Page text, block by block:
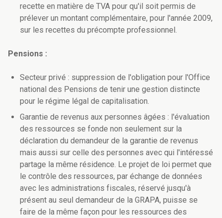
recette en matière de TVA pour qu'il soit permis de
prélever un montant complémentaire, pour l'année 2009,
sur les recettes du précompte professionnel.
Pensions :
Secteur privé : suppression de l'obligation pour l'Office
national des Pensions de tenir une gestion distincte
pour le régime légal de capitalisation.
Garantie de revenus aux personnes âgées : l'évaluation
des ressources se fonde non seulement sur la
déclaration du demandeur de la garantie de revenus
mais aussi sur celle des personnes avec qui l'intéressé
partage la même résidence. Le projet de loi permet que
le contrôle des ressources, par échange de données
avec les administrations fiscales, réservé jusqu'à
présent au seul demandeur de la GRAPA, puisse se
faire de la même façon pour les ressources des